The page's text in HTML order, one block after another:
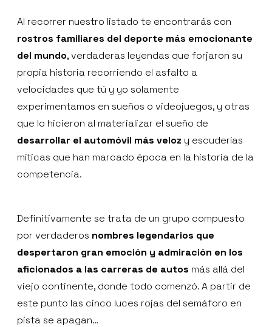
Al recorrer nuestro listado te encontrarás con
rostros familiares del deporte más emocionante
del mundo, verdaderas leyendas que forjaron su
propia historia recorriendo el asfalto a
velocidades que tú y yo solamente
experimentamos en sueños o videojuegos, y otras
que lo hicieron al materializar el sueño de
desarrollar el automóvil más veloz y escuderías
míticas que han marcado época en la historia de la
competencia.
Definitivamente se trata de un grupo compuesto
por verdaderos nombres legendarios que
despertaron gran emoción y admiración en los
aficionados a las carreras de autos más allá del
viejo continente, donde todo comenzó. A partir de
este punto las cinco luces rojas del semáforo en
pista se apagan…